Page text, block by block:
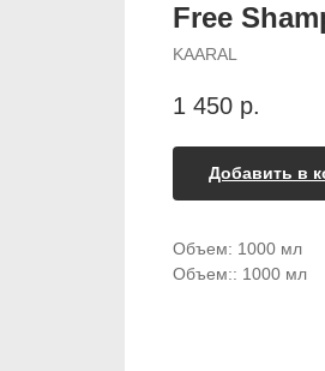
Free
KAARAL
1 450 р.
Добавить в
Объем: 1000 мл
Объем:: 1000 мл